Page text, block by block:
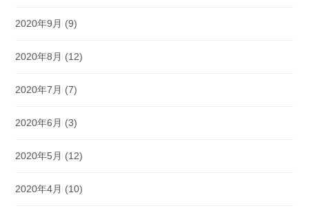
2020年9月 (9)
2020年8月 (12)
2020年7月 (7)
2020年6月 (3)
2020年5月 (12)
2020年4月 (10)